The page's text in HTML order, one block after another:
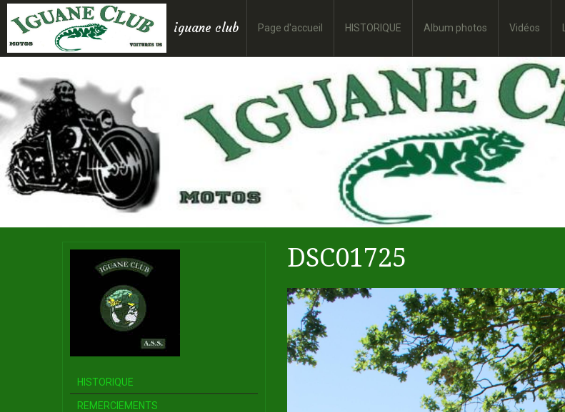
iguane club Page d'accueil HISTORIQUE Album photos Vidéos
DSC01725
HISTORIQUE
REMERCIEMENTS